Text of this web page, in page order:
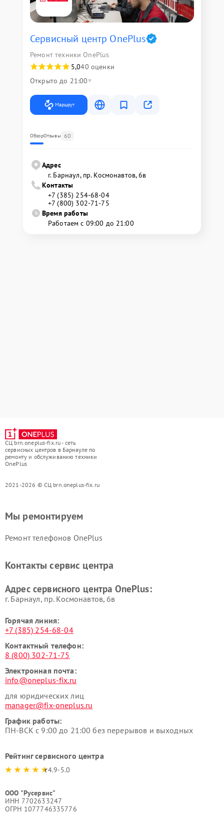
Сервисный центр OnePlus
Ремонт техники OnePlus
5,040 оценки
Открыто до 21:00
Маршрут
ОбзорОтзывы 60
Адрес
г. Барнаул, ​пр. Космонавтов, 6в
Контакты
+7 (385) 254-68-04
+7 (800) 302-71-75
Время работы
Работаем с 09:00 до 21:00
СЦ brn.oneplus-fix.ru - сеть
сервисных центров в Барнауле по
ремонту и обслуживанию техники
OnePlus
2021-2026 © СЦ brn.oneplus-fix.ru
Мы ремонтируем
Ремонт телефонов OnePlus
Контакты сервис центра
Адрес сервисного центра OnePlus:
г. Барнаул, ​пр. Космонавтов, 6в
Горячая линия:
+7 (385) 254-68-04
Контактный телефон:
8 (800) 302-71-75
Электронная почта:
info@oneplus-fix.ru
для юридических лиц
manager@fix-oneplus.ru
График работы:
ПН-ВСК с 9:00 до 21:00 без перерывов и выходных
Рейтинг сервисного центра
4.9-5.0
ООО "Русервис"
ИНН 7702633247
ОГРН 1077746335776